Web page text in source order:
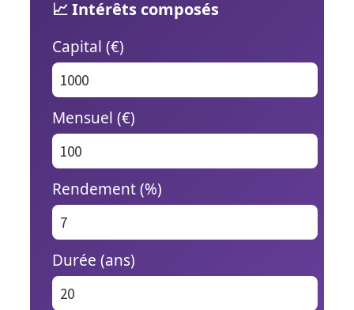
📈 Intérêts composés
Capital (€)
Mensuel (€)
Rendement (%)
Durée (ans)